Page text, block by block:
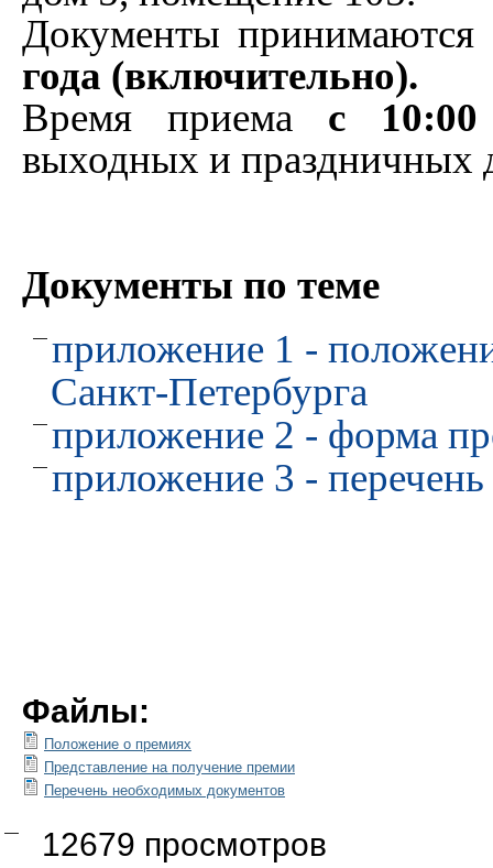
Документы принимаются
года (включительно).
Время приема с
выходных и праздничных
Документы по теме
приложение 1 -
Санкт-Петербурга
приложение 2 - форма
приложение 3 -
Файлы:
Положение о премиях
Представление на получение премии
Перечень необходимых документов
12679 просмотров